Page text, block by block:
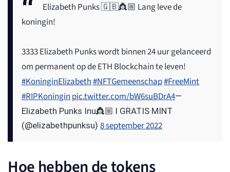
Elizabeth Punks 🇬🇧👸🏼 Lang leve de
koningin!
3333 Elizabeth Punks wordt binnen 24 uur gelanceerd
om permanent op de ETH Blockchain te leven!
#KoninginElizabeth#NFTGemeenschap#FreeMint
#RIPKoningin pic.twitter.com/bW6suBDrA4—
Elizabeth Punks Inu👸🏼 l GRATIS MINT
(@elizabethpunksu) 8 september 2022
Hoe hebben de tokens